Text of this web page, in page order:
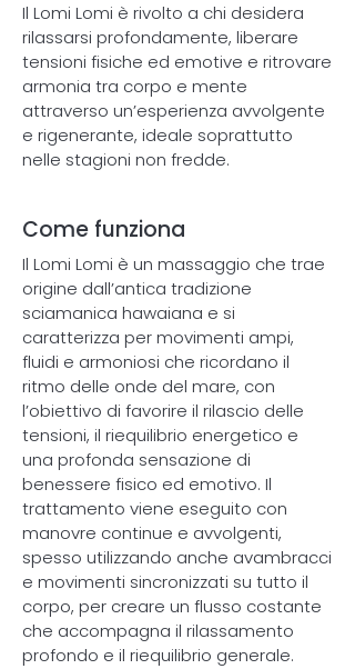
Il Lomi Lomi è rivolto a chi desidera
rilassarsi profondamente, liberare
tensioni fisiche ed emotive e ritrovare
armonia tra corpo e mente
attraverso un’esperienza avvolgente
e rigenerante, ideale soprattutto
nelle stagioni non fredde.
Come funziona
Il Lomi Lomi è un massaggio che trae
origine dall’antica tradizione
sciamanica hawaiana e si
caratterizza per movimenti ampi,
fluidi e armoniosi che ricordano il
ritmo delle onde del mare, con
l’obiettivo di favorire il rilascio delle
tensioni, il riequilibrio energetico e
una profonda sensazione di
benessere fisico ed emotivo. Il
trattamento viene eseguito con
manovre continue e avvolgenti,
spesso utilizzando anche avambracci
e movimenti sincronizzati su tutto il
corpo, per creare un flusso costante
che accompagna il rilassamento
profondo e il riequilibrio generale.